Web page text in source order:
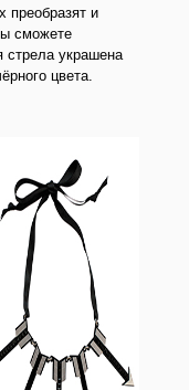
преобразят и
сможете
украшена
цвета.